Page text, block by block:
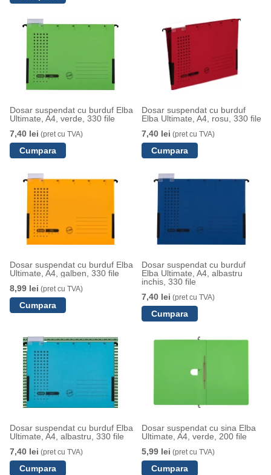
Dosar suspendat cu burduf Elba
Ultimate, A4, verde, 330 file
7,40 lei (pret cu TVA)
Dosar suspendat cu burduf
Elba Ultimate, A4, rosu, 330 file
7,40 lei (pret cu TVA)
Dosar suspendat cu burduf Elba
Ultimate, A4, galben, 330 file
8,99 lei (pret cu TVA)
Dosar suspendat cu burduf
Elba Ultimate, A4, albastru
inchis, 330 file
7,40 lei (pret cu TVA)
Dosar suspendat cu burduf Elba
Ultimate, A4, albastru, 330 file
7,40 lei (pret cu TVA)
Dosar suspendat cu sina Elba
Ultimate, A4, verde, 200 file
5,99 lei (pret cu TVA)